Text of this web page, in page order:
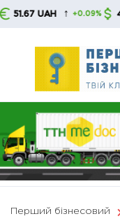
Skip
UAH ↑ +0.09% 44.76
Перший бізнесовий